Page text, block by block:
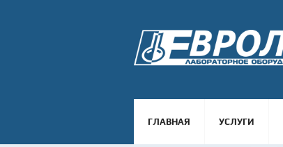
ГЛАВНАЯ УСЛУГИ